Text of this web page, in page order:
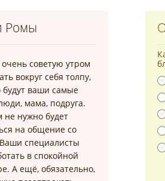
Ромы
советую утром
вокруг себя толпу,
будут ваши самые
мама, подруга.
не нужно будет
на общение со
специалисты
в спокойной
А ещё, обязательно,